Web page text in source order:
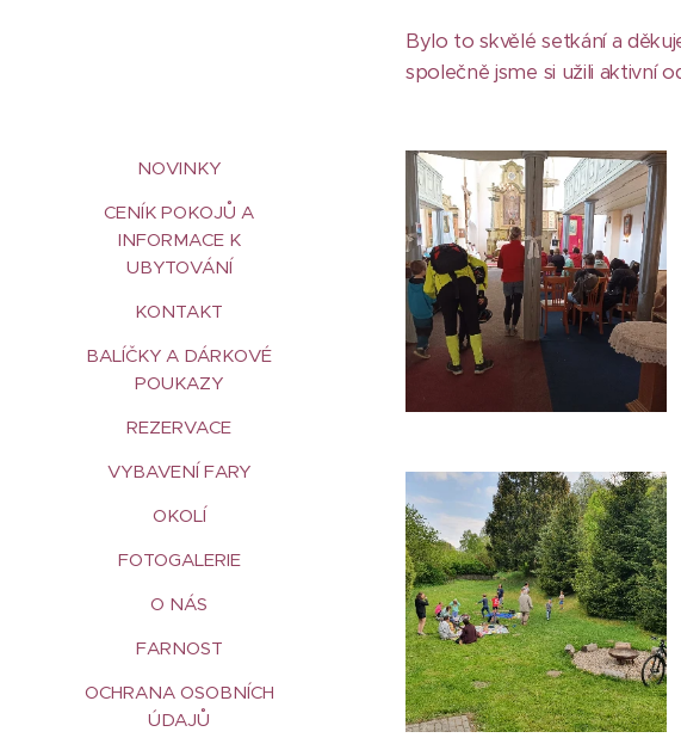
NOVINKY
CENÍK POKOJŮ A
INFORMACE K
UBYTOVÁNÍ
KONTAKT
BALÍČKY A DÁRKOVÉ
POUKAZY
REZERVACE
VYBAVENÍ FARY
OKOLÍ
FOTOGALERIE
O NÁS
FARNOST
OCHRANA OSOBNÍCH
ÚDAJŮ
Bylo to skvělé setkání a
společně jsme si užili aktivní